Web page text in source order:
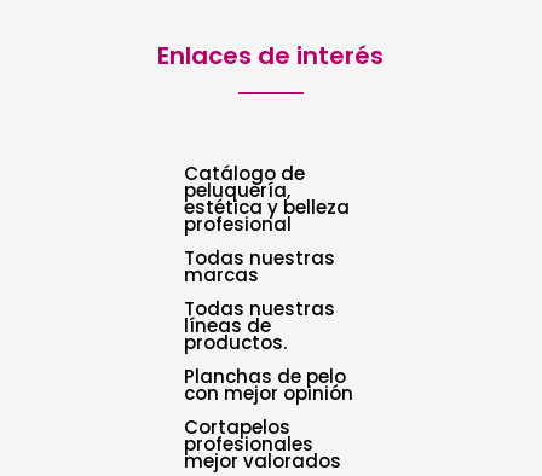
Enlaces de interés
Catálogo de
peluquería,
estética y belleza
profesional
Todas nuestras
marcas
Todas nuestras
líneas de
productos.
Planchas de pelo
con mejor opinión
Cortapelos
profesionales
mejor valorados